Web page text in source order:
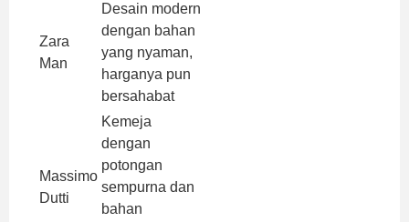
Zara
Man
Desain modern
dengan bahan
yang nyaman,
harganya pun
bersahabat
Massimo
Dutti
Kemeja
dengan
potongan
sempurna dan
bahan